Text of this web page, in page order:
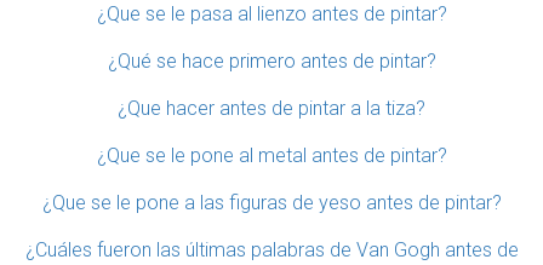
¿Que se le pasa al lienzo antes de pintar?
¿Qué se hace primero antes de pintar?
¿Que hacer antes de pintar a la tiza?
¿Que se le pone al metal antes de pintar?
¿Que se le pone a las figuras de yeso antes de pintar?
¿Cuáles fueron las últimas palabras de Van Gogh antes de